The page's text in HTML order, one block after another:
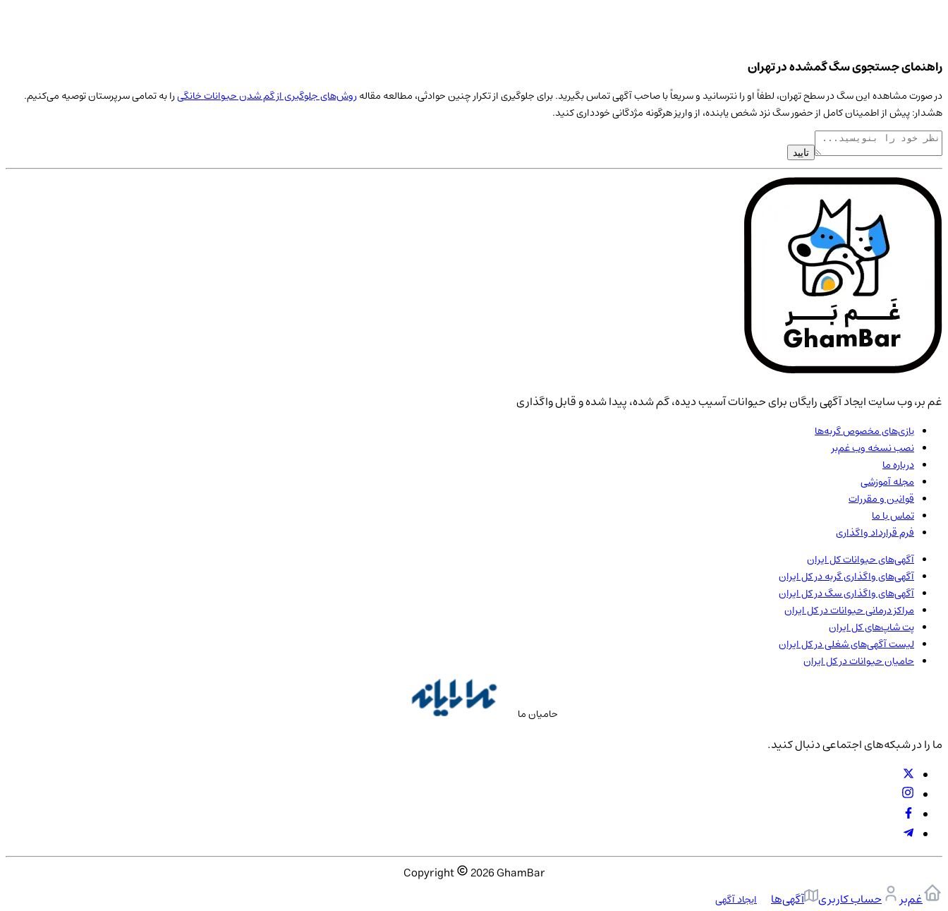
راهنمای جستجوی سگ گمشده در تهران
در صورت مشاهده اینسگدر سطحتهران، لطفاً او را نترسانید و سریعاً با صاحب آگهی تماس بگیرید. برای جلوگیری از تکرار چنین حوادثی، مطالعه مقالهروش‌های جلوگیری از گم شدن حیوانات خانگیرا به تمامی سرپرستان توصیه می‌کنیم.
هشدار: پیش از اطمینان کامل از حضورسگنزد شخص یابنده، از واریز هرگونه مژدگانی خودداری کنید.
تایید
غم بر، وب سایت ایجاد آگهی رایگان برای حیوانات آسیب دیده، گم شده، پیدا شده و قابل واگذاری
بازی‌های مخصوص گربه‌ها
نصب نسخه وب غم‌بر
درباره ما
مجله آموزشی
قوانین و مقررات
تماس با ما
فرم قرارداد واگذاری
آگهی‌های حیواناتکل ایران
آگهی‌های واگذاری گربه درکل ایران
آگهی‌های واگذاری سگ درکل ایران
مراکز درمانی حیوانات درکل ایران
پت شاپ‌هایکل ایران
لیست آگهی‌های شغلی درکل ایران
حامیان حیوانات درکل ایران
حامیان ما
ما را در شبکه‌های اجتماعی دنبال کنید.
Copyright 2026GhamBar
غم‌بر
حساب کاربری آگهی‌ها ایجاد آگهی